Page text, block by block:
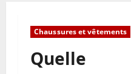
Chaussures et vêtements
Quelle